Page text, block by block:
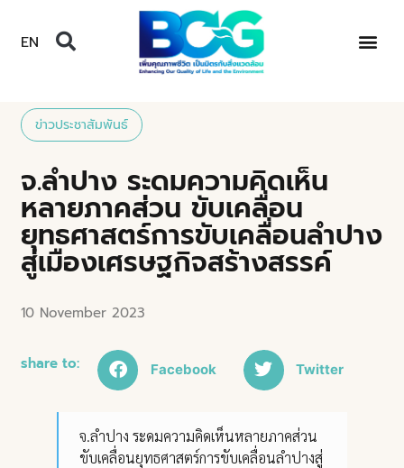
EN
ข่าวประชาสัมพันธ์
จ.ลำปาง ระดมความคิดเห็น
หลายภาคส่วน ขับเคลื่อน
ยุทธศาสตร์การขับเคลื่อนลำปาง
สู่เมืองเศรษฐกิจสร้างสรรค์
10 November 2023
share to: Facebook Twitter
จ.ลำปาง ระดมความคิดเห็นหลายภาคส่วน
ขับเคลื่อนยุทธศาสตร์การขับเคลื่อนลำปางสู่